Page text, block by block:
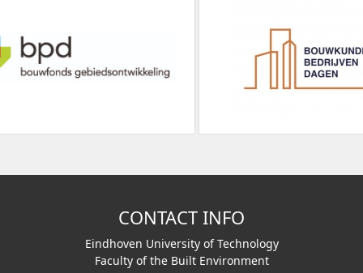
CONTACT INFO
Eindhoven University of Technology
Faculty of the Built Environment